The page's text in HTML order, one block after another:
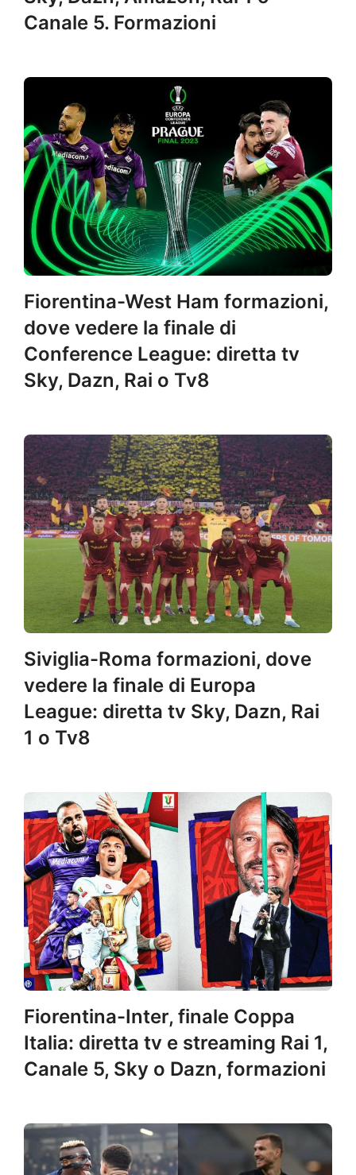
Canale 5. Formazioni
Fiorentina-West Ham formazioni,
dove vedere la finale di
Conference League: diretta tv
Sky, Dazn, Rai o Tv8
Siviglia-Roma formazioni, dove
vedere la finale di Europa
League: diretta tv Sky, Dazn, Rai
1 o Tv8
Fiorentina-Inter, finale Coppa
Italia: diretta tv e streaming Rai 1,
Canale 5, Sky o Dazn, formazioni